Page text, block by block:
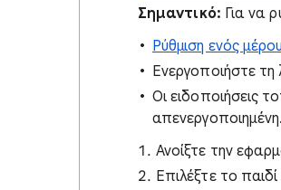
Σημαντικό: Για να
Ρύθμιση ενός
Ενεργοποιήστε τη
Οι ειδοποιήσεις
απενεργοποιημένη.
Ανοίξτε την
Επιλέξτε το